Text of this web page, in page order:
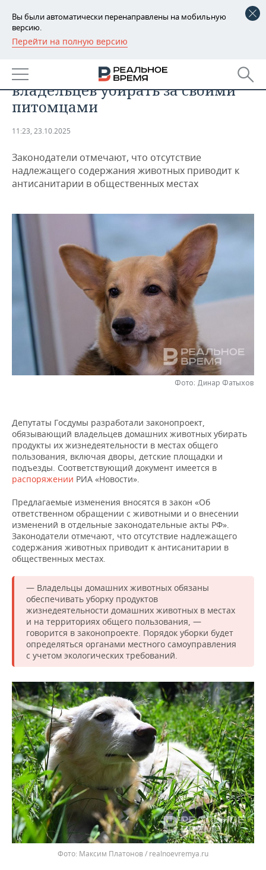
Вы были автоматически перенаправлены на мобильную
версию.
Перейти на полную версию
РЕГИОНЫ
БАШКОРТОСТАН
ТАТАРСТАН
НОВОСТИ
АНАЛИТИКА
ДЕКЛАРАЦИИ О ДОХОДАХ
КОРОЛИ ГОСЗАКАЗА ПФО
КОМУ ПРИНАДЛЕЖАТ
ТОРГОВЫЕ ЦЕНТРЫ
ТАТАРСТАНА
НОВОСТИ ЭКОНОМИКИ
ФИНАНСЫ
БЮДЖЕТ
ИНВЕСТИЦИИ
ПРОМЫШЛЕННОСТЬ
НОВОСТИ
ПРОМЫШЛЕННОСТИ
АГРОПРОМ
МАШИНОСТРОЕНИЕ
НЕФТЕХИМИЯ
НЕФТЬ
ОПК
ЭНЕРГЕТИКА
НЕДВИЖИМОСТЬ
НОВОСТИ АВТО
БИЗНЕС
НОВОСТИ БИЗНЕСА
РОЗНИЧНАЯ ТОРГОВЛЯ
ТРАНСПОРТ
УСЛУГИ
ТЕХНОЛОГИИ
НОВОСТИ ТЕХНОЛОГИЙ
МЕДИА
ТЕЛЕКОММУНИКАЦИИ
МЕРОПРИЯТИЯ
НОВОСТИ МЕРОПРИЯТИЙ
ВЫЕЗДНАЯ РЕДАКЦИЯ
БИЗНЕС-БРАНЧИ
ОТКРЫТАЯ ЛЕКЦИЯ
СПОРТ
НОВОСТИ СПОРТА
ФУТБОЛ
БАСКЕТБОЛ
ВОЛЕЙБОЛ
КИБЕРСПОРТ
ФИГУРНОЕ КАТАНИЕ
ВОДНЫЕ ВИДЫ СПОРТА
ХОККЕЙ С МЯЧОМ
ОБЩЕСТВО
НОВОСТИ ОБЩЕСТВА
ИНФРАСТРУКТУРА
ИСТОРИЯ
КУЛЬТУРА
МЕДИЦИНА
ОБРАЗОВАНИЕ
ПРОИСШЕСТВИЯ
ФОТОГАЛЕРЕЯ
СПРАВОЧНИК
СПИСОК ПЕРСОН
СПИСОК КОМПАНИЙ
ПОЛНАЯ ВЕРСИЯ
В Госдуме предложили обязать
владельцев убирать за своими
питомцами
11:23, 23.10.2025
Законодатели отмечают, что отсутствие
надлежащего содержания животных приводит к
антисанитарии в общественных местах
Фото: Динар Фатыхов
Депутаты Госдумы разработали законопроект,
обязывающий владельцев домашних животных убирать
продукты их жизнедеятельности в местах общего
пользования, включая дворы, детские площадки и
подъезды. Соответствующий документ имеется в
распоряжении РИА «Новости».
Предлагаемые изменения вносятся в закон «Об
ответственном обращении с животными и о внесении
изменений в отдельные законодательные акты РФ».
Законодатели отмечают, что отсутствие надлежащего
содержания животных приводит к антисанитарии в
общественных местах.
— Владельцы домашних животных обязаны
обеспечивать уборку продуктов
жизнедеятельности домашних животных в местах
и на территориях общего пользования, —
говорится в законопроекте. Порядок уборки будет
определяться органами местного самоуправления
с учетом экологических требований.
Максим Платонов / realnoevremya.ru